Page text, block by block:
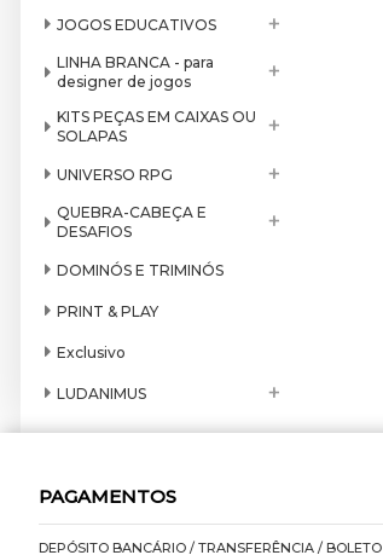
JOGOS EDUCATIVOS +
LINHA BRANCA - para
designer de jogos
+
KITS PEÇAS EM CAIXAS OU
SOLAPAS
+
UNIVERSO RPG +
QUEBRA-CABEÇA E
DESAFIOS
+
DOMINÓS E TRIMINÓS
PRINT & PLAY
Exclusivo
LUDANIMUS +
PAGAMENTOS
DEPÓSITO BANCÁRIO / TRANSFERÊNCIA / BOLETO